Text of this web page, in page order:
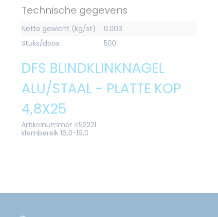
Technische gegevens
Netto gewicht (kg/st)
0.003
Stuks/doos
500
DFS BLINDKLINKNAGEL
ALU/STAAL - PLATTE KOP
4,8X25
Artikelnummer 452221
klembereik 16,0-19,0